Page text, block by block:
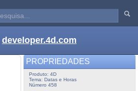
developer.4d.com
PROPRIEDADES
Produto: 4D
Tema: Datas e Horas
Número 458